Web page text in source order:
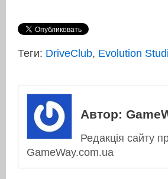
Теги: DriveClub, Evolution
Автор:
Редакція сайту
GameWay.com.ua